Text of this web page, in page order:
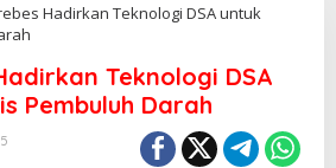
Hadirkan Teknologi DSA untuk
Teknologi DSA
Pembuluh Darah